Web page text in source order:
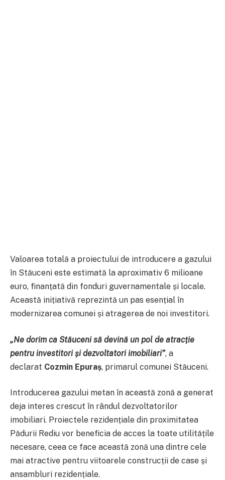
Valoarea totală a proiectului de introducere a gazului
în Stăuceni este estimată la aproximativ 6 milioane
euro, finanțată din fonduri guvernamentale și locale.
Această inițiativă reprezintă un pas esențial în
modernizarea comunei și atragerea de noi investitori.
„Ne dorim ca Stăuceni să devină un pol de atracție
pentru investitori și dezvoltatori imobiliari”, a
declarat Cozmin Epuraș, primarul comunei Stăuceni.
Introducerea gazului metan în această zonă a generat
deja interes crescut în rândul dezvoltatorilor
imobiliari. Proiectele rezidențiale din proximitatea
Pădurii Rediu vor beneficia de acces la toate utilitățile
necesare, ceea ce face această zonă una dintre cele
mai atractive pentru viitoarele construcții de case și
ansambluri rezidențiale.